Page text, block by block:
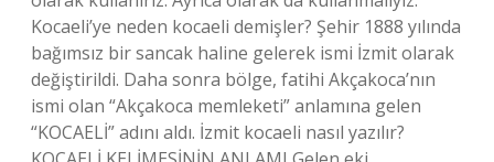
Kocaeli’ye neden kocaeli demişler? Şehir 1888 yılında
bağımsız bir sancak haline gelerek ismi İzmit olarak
değiştirildi. Daha sonra bölge, fatihi Akçakoca’nın
ismi olan “Akçakoca memleketi” anlamına gelen
“KOCAELİ” adını aldı. İzmit kocaeli nasıl yazılır?